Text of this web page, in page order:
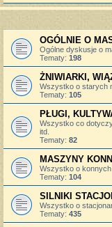
OGÓLNIE O
Ogólne dyskusje o
Tematy: 198
ŻNIWIARKI,
Wszystko o starych
Tematy: 105
PŁUGI,
Wszystko co
itd.
Tematy: 82
MASZYNY
Wszystko o
Tematy: 104
SILNIKI
Wszystko o
Tematy: 435